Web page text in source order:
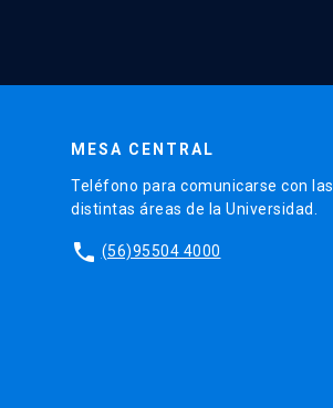
MESA CENTRAL
Teléfono para comunicarse con las
distintas áreas de la Universidad.
phone (56)95504 4000